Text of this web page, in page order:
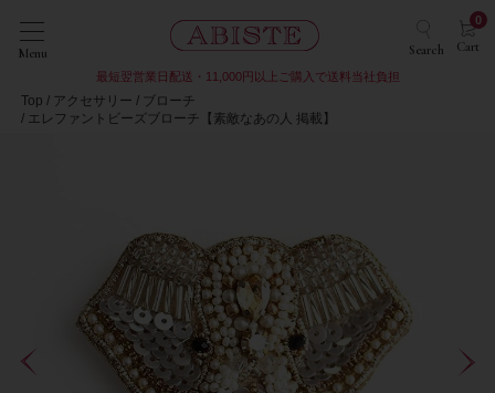
Menu Search Cart
0
最短翌営業日配送・11,000円以上ご購入で送料当社負担
Top アクセサリー
ブローチ
エレファントビーズブローチ【素敵なあの人 掲載】